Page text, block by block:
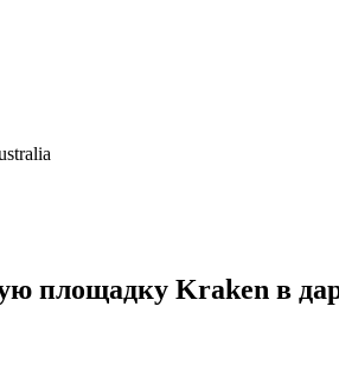
площадку Kraken в